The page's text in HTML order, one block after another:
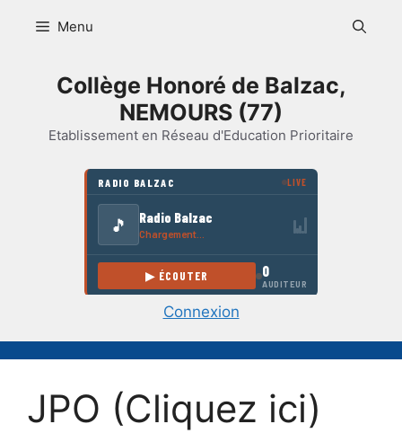
Menu
Collège Honoré de Balzac,
NEMOURS (77)
Etablissement en Réseau d'Education Prioritaire
Connexion
JPO (Cliquez ici)